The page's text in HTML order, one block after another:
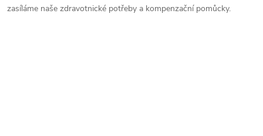
zasíláme naše zdravotnické potřeby a kompenzační pomůcky.